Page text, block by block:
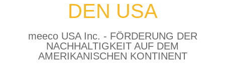
DEN USA
meeco USA Inc. - FÖRDERUNG DER
NACHHALTIGKEIT AUF DEM
AMERIKANISCHEN KONTINENT